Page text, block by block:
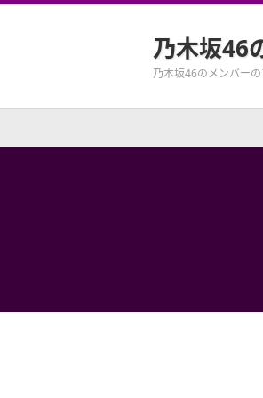
乃木坂46
乃木坂46のメンバー